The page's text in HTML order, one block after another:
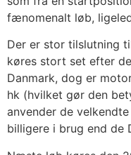
fænomenalt løb,
Der er stor tilslutning
køres stort set efter
Danmark, dog er
hk (hvilket gør den
anvender de
billigere i brug end de